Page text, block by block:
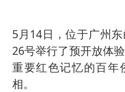
5月14日，位于广州
26号举行了预开放体
重要红色记忆的百年
相。